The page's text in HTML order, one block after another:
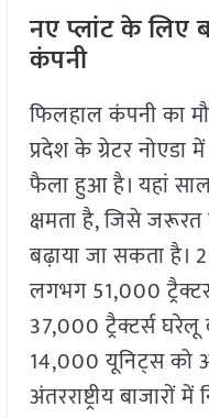
नए प्लांट के लिए
कंपनी
फिलहाल कंपनी का
प्रदेश के ग्रेटर
फैला हुआ है। यहां
क्षमता है, जिसे
बढ़ाया जा सकता है।
लगभग 51,000
37,000 ट्रैक्टर्स
14,000 यूनिट्स को
अंतरराष्ट्रीय बाजारों में